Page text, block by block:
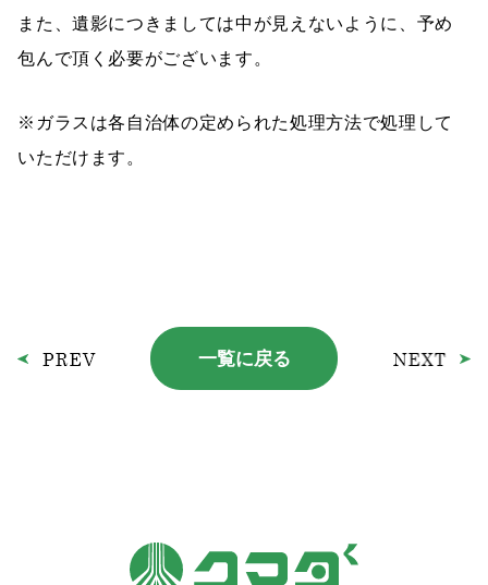
また、遺影につきましては中が見えないように、予め
包んで頂く必要がございます。
※ガラスは各自治体の定められた処理方法で処理して
いただけます。
一覧に戻る